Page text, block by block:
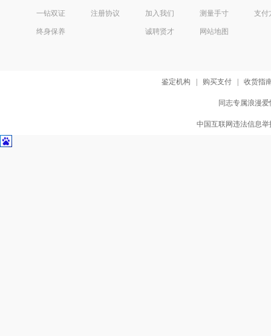
一钻双证
终身保养
注册协议 加入我们
诚聘贤才
测量手寸
网站地图
支付
鉴定机构 购买支付 收货指
同志专属浪漫
中国互联网违法信息